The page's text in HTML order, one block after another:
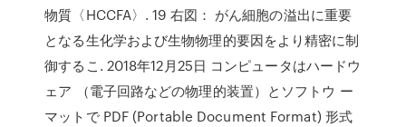
物質〈HCCFA〉. 19 右図： がん細胞の溢出に重要
となる生化学および生物物理的要因をより精密に制
御するこ. 2018年12月25日 コンピュータはハードウ
ェア （電子回路などの物理的装置）とソフトウ ー
マットで PDF (Portable Document Format) 形式